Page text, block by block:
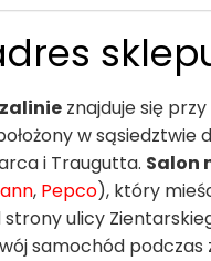
znajduje się
w sąsiedztwie
i Traugutta. Salon
, Pepco), który
ulicy
samochód podczas